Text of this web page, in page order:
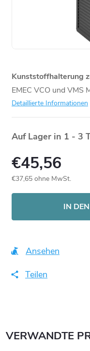
Kunststoffhalterung
EMEC VCO und VMS
Detaillierte Informationen
Auf Lager in 1 - 3
€45,56
€37,65 ohne MwSt.
IN
Ansehen
Teilen
VERWANDTE